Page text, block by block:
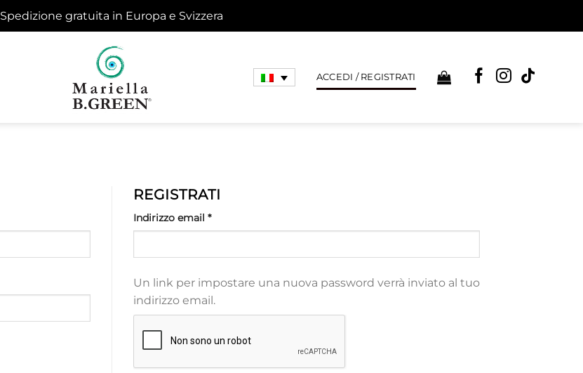
Spedizione gratuita in Europa e Svizzera
ACCEDI / REGISTRATI
REGISTRATI
Indirizzo email *Richiesto
Un link per impostare una nuova password verrà inviato al tuo
indirizzo email.